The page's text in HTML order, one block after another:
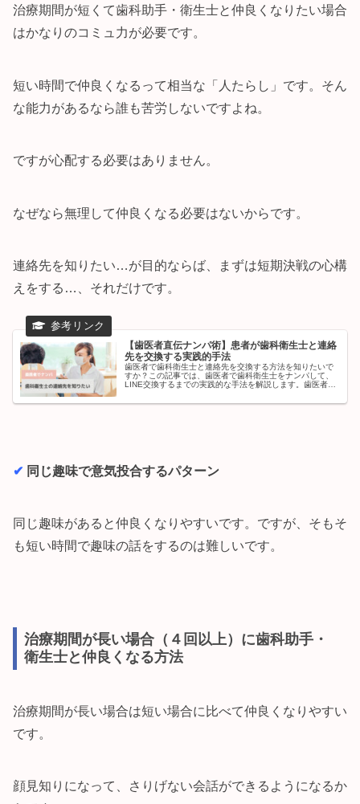
治療期間が短くて歯科助手・衛生士と仲良くなりたい場合
はかなりのコミュ力が必要です。
短い時間で仲良くなるって相当な「人たらし」です。そん
な能力があるなら誰も苦労しないですよね。
ですが心配する必要はありません。
なぜなら無理して仲良くなる必要はないからです。
連絡先を知りたい…が目的ならば、まずは短期決戦の心構
えをする…、それだけです。
【歯医者直伝ナンパ術】患者が歯科衛生士と連絡
先を交換する実践的手法
歯医者で歯科衛生士と連絡先を交換する方法を知りたいで
すか？この記事では、歯医者で歯科衛生士をナンパして、
LINE交換するまでの実践的な手法を解説します。歯医者で
っている歯医者の歯科衛生士の連絡先を知りたい... という
✔︎ 同じ趣味で意気投合するパターン
同じ趣味があると仲良くなりやすいです。ですが、そもそ
も短い時間で趣味の話をするのは難しいです。
治療期間が長い場合（４回以上）に歯科助手・
衛生士と仲良くなる方法
治療期間が長い場合は短い場合に比べて仲良くなりやすい
です。
顔見知りになって、さりげない会話ができるようになるか